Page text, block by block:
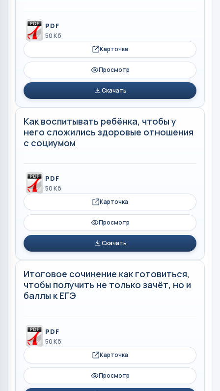
PDF
50 Кб
Карточка
Просмотр
Скачать
Как воспитывать ребёнка, чтобы у
него сложились здоровые отношения
с социумом
PDF
50 Кб
Карточка
Просмотр
Скачать
Итоговое сочинение как готовиться,
чтобы получить не только зачёт, но и
баллы к ЕГЭ
PDF
50 Кб
Карточка
Просмотр